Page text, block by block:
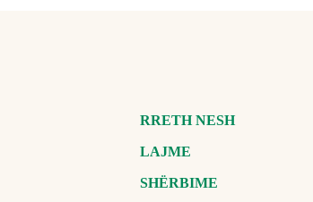
RRETH NESH
LAJME
SHËRBIME